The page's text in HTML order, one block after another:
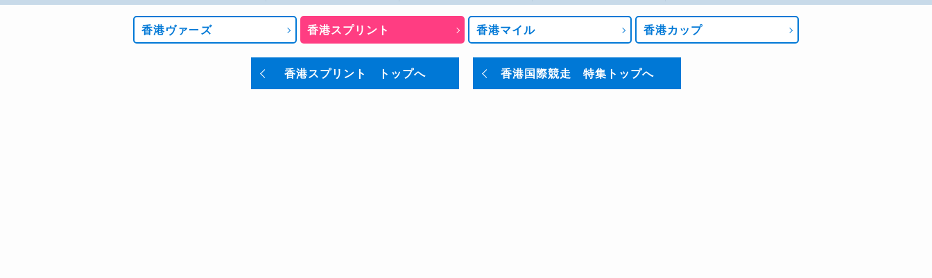
香港ヴァーズ 香港スプリント 香港マイル 香港カップ
香港スプリント トップへ 香港国際競走 特集トップへ